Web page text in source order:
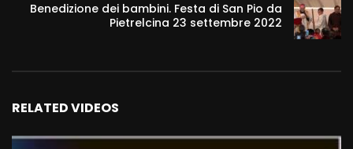
Benedizione dei bambini. Festa di San Pio da
Pietrelcina 23 settembre 2022
RELATED VIDEOS